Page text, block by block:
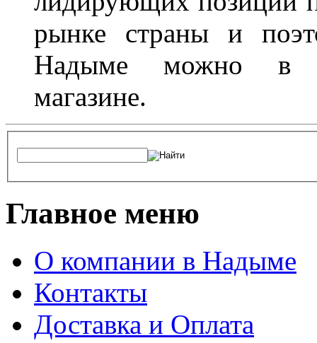
рынке страны и
Надыме можно в
магазине.
Главное меню
О компании в Надыме
Контакты
Доставка и Оплата